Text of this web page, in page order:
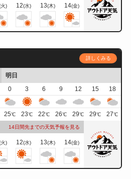
) 12(水) 13(木) 14(金)
詳しくみる
明日
0 3 6 9 12 15
18
25℃ 23℃ 22℃ 26℃ 29℃ 29℃ 27℃
14日間先までの天気予報を見る
) 12(水) 13(木) 14(金)